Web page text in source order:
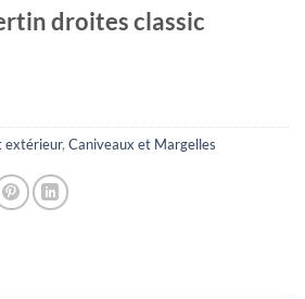
droites classic
extérieur, Caniveaux et Margelles